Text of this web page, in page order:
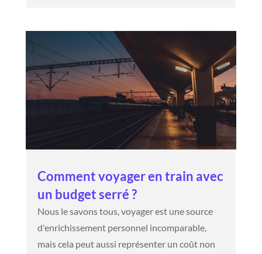
Comment voyager en train avec
un budget serré ?
Nous le savons tous, voyager est une source
d'enrichissement personnel incomparable,
mais cela peut aussi représenter un coût non